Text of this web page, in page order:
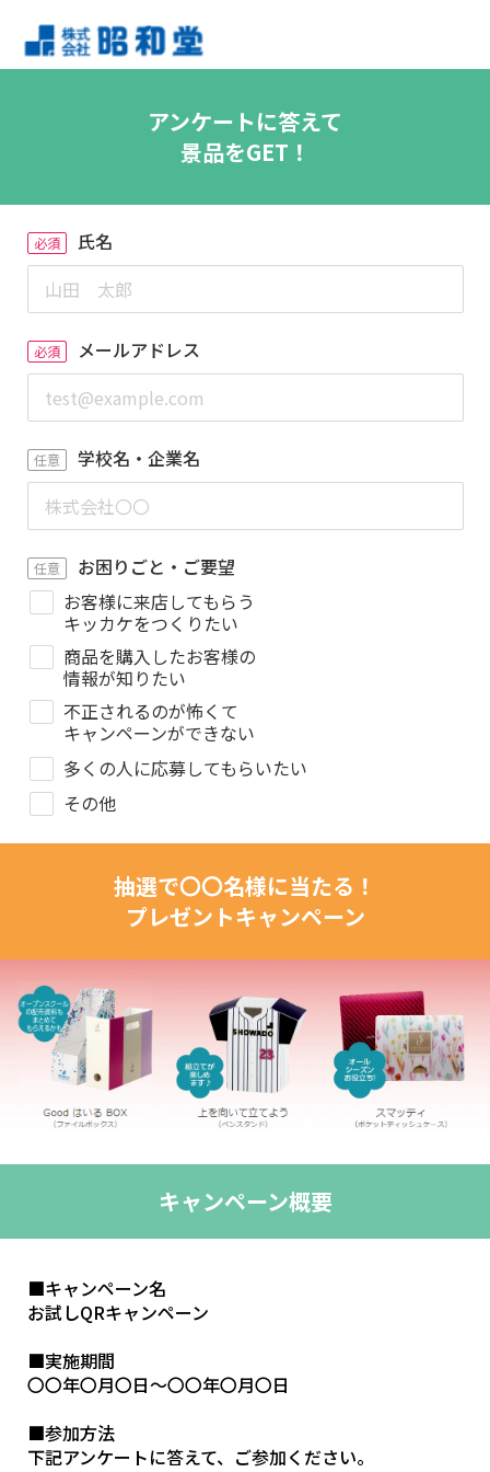
アンケートに答えて
景品をGET！
必須 氏名
必須 メールアドレス
任意 学校名・企業名
任意
お困りごと・ご要望
お客様に来店してもらう
キッカケをつくりたい
商品を購入したお客様の
情報が知りたい
不正されるのが怖くて
キャンペーンができない
多くの人に応募してもらいたい
その他
抽選で〇〇名様に当たる！
プレゼントキャンペーン
キャンペーン概要
■キャンペーン名
お試しQRキャンペーン
■実施期間
〇〇年〇月〇日～〇〇年〇月〇日
■参加方法
下記アンケートに答えて、ご参加ください。